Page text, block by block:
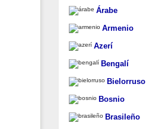
Árabe
Armenio
Azerí
Bengalí
Bielorruso
Bosnio
Brasileño